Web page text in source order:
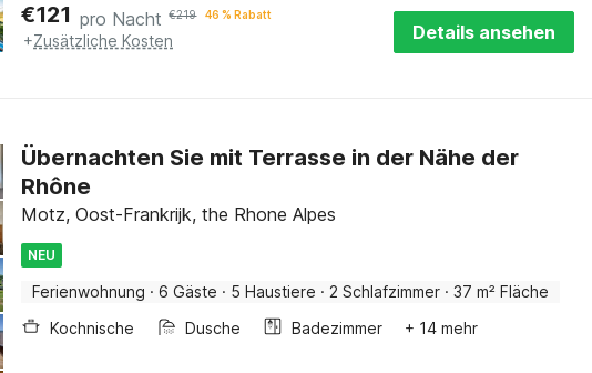
€121 pro Nacht €219 46 % Rabatt
+Zusätzliche Kosten Details ansehen
Übernachten Sie mit Terrasse in der Nähe der
Rhône
Motz, Oost-Frankrijk, the Rhone Alpes
NEU
Ferienwohnung · 6 Gäste · 5 Haustiere · 2 Schlafzimmer · 37 m² Fläche
Kochnische
Dusche Badezimmer + 14 mehr